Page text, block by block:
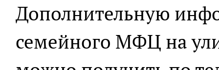
Дополнительную
семейного МФЦ на